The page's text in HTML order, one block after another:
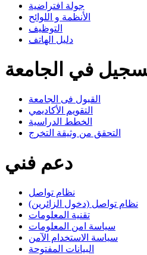
جولة افتراضية
الأنظمة و اللوائح
التوظيف
دليل الهاتف
في الجامعة
القبول فى الجامعة
التقويم الأكاديمي
الخطط الدراسية
التحقق من وثيقة التخرج
دعم فني
نظام تواصل
نظام تواصل (دخول الزائرين)
تقنية المعلومات
سياسة امن المعلومات
سياسة الاستخدام الآمن
البيانات المفتوحة